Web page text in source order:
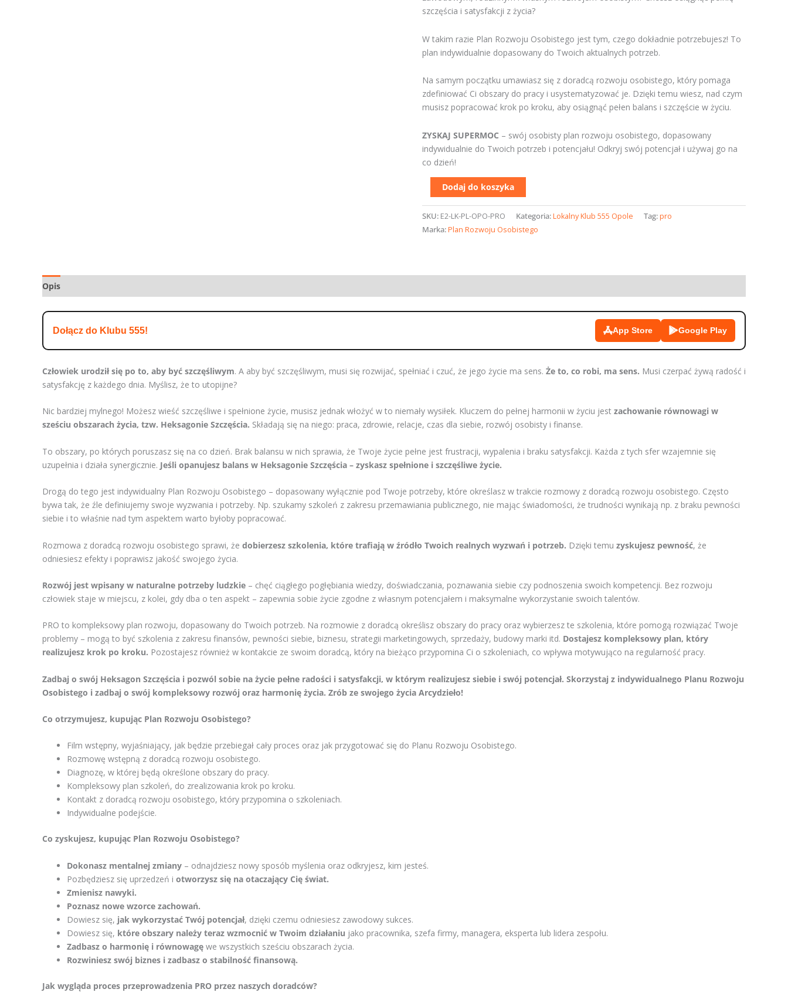
szczęścia i satysfakcji z życia?
W takim razie Plan Rozwoju Osobistego jest tym, czego dokładnie potrzebujesz! To
plan indywidualnie dopasowany do Twoich aktualnych potrzeb.
Na samym początku umawiasz się z doradcą rozwoju osobistego, który pomaga
zdefiniować Ci obszary do pracy i usystematyzować je. Dzięki temu wiesz, nad czym
musisz popracować krok po kroku, aby osiągnąć pełen balans i szczęście w życiu.
ZYSKAJ SUPERMOC – swój osobisty plan rozwoju osobistego, dopasowany
indywidualnie do Twoich potrzeb i potencjału! Odkryj swój potencjał i używaj go na
co dzień!
Dodaj do koszyka
SKU: E2-LK-PL-OPO-PRO Kategoria:Lokalny Klub 555 Opole Tag:pro
Marka:Plan Rozwoju Osobistego
Opis
Dołącz do Klubu 555! App Store Google Play
Człowiek urodził się po to, aby być szczęśliwym. A aby być szczęśliwym, musi się rozwijać, spełniać i czuć, że jego życie ma sens. Że to, co robi, ma sens. Musi czerpać żywą radość i
satysfakcję z każdego dnia. Myślisz, że to utopijne?
Nic bardziej mylnego! Możesz wieść szczęśliwe i spełnione życie, musisz jednak włożyć w to niemały wysiłek. Kluczem do pełnej harmonii w życiu jest zachowanie równowagi w
sześciu obszarach życia, tzw. Heksagonie Szczęścia. Składają się na niego: praca, zdrowie, relacje, czas dla siebie, rozwój osobisty i finanse.
To obszary, po których poruszasz się na co dzień. Brak balansu w nich sprawia, że Twoje życie pełne jest frustracji, wypalenia i braku satysfakcji. Każda z tych sfer wzajemnie się
uzupełnia i działa synergicznie. Jeśli opanujesz balans w Heksagonie Szczęścia – zyskasz spełnione i szczęśliwe życie.
Drogą do tego jest indywidualny Plan Rozwoju Osobistego – dopasowany wyłącznie pod Twoje potrzeby, które określasz w trakcie rozmowy z doradcą rozwoju osobistego. Często
bywa tak, że źle definiujemy swoje wyzwania i potrzeby. Np. szukamy szkoleń z zakresu przemawiania publicznego, nie mając świadomości, że trudności wynikają np. z braku pewności
siebie i to właśnie nad tym aspektem warto byłoby popracować.
Rozmowa z doradcą rozwoju osobistego sprawi, że dobierzesz szkolenia, które trafiają w źródło Twoich realnych wyzwań i potrzeb. Dzięki temu zyskujesz pewność, że
odniesiesz efekty i poprawisz jakość swojego życia.
Rozwój jest wpisany w naturalne potrzeby ludzkie – chęć ciągłego pogłębiania wiedzy, doświadczania, poznawania siebie czy podnoszenia swoich kompetencji. Bez rozwoju
człowiek staje w miejscu, z kolei, gdy dba o ten aspekt – zapewnia sobie życie zgodne z własnym potencjałem i maksymalne wykorzystanie swoich talentów.
PRO to kompleksowy plan rozwoju, dopasowany do Twoich potrzeb. Na rozmowie z doradcą określisz obszary do pracy oraz wybierzesz te szkolenia, które pomogą rozwiązać Twoje
problemy – mogą to być szkolenia z zakresu finansów, pewności siebie, biznesu, strategii marketingowych, sprzedaży, budowy marki itd. Dostajesz kompleksowy plan, który
realizujesz krok po kroku. Pozostajesz również w kontakcie ze swoim doradcą, który na bieżąco przypomina Ci o szkoleniach, co wpływa motywująco na regularność pracy.
Zadbaj o swój Heksagon Szczęścia i pozwól sobie na życie pełne radości i satysfakcji, w którym realizujesz siebie i swój potencjał. Skorzystaj z indywidualnego Planu Rozwoju
Osobistego i zadbaj o swój kompleksowy rozwój oraz harmonię życia. Zrób ze swojego życia Arcydzieło!
Co otrzymujesz, kupując Plan Rozwoju Osobistego?
Film wstępny, wyjaśniający, jak będzie przebiegał cały proces oraz jak przygotować się do Planu Rozwoju Osobistego.
Rozmowę wstępną z doradcą rozwoju osobistego.
Diagnozę, w której będą określone obszary do pracy.
Kompleksowy plan szkoleń, do zrealizowania krok po kroku.
Kontakt z doradcą rozwoju osobistego, który przypomina o szkoleniach.
Indywidualne podejście.
Co zyskujesz, kupując Plan Rozwoju Osobistego?
Dokonasz mentalnej zmiany – odnajdziesz nowy sposób myślenia oraz odkryjesz, kim jesteś.
Pozbędziesz się uprzedzeń i otworzysz się na otaczający Cię świat.
Zmienisz nawyki.
Poznasz nowe wzorce zachowań.
Dowiesz się, jak wykorzystać Twój potencjał, dzięki czemu odniesiesz zawodowy sukces.
Dowiesz się, które obszary należy teraz wzmocnić w Twoim działaniu jako pracownika, szefa firmy, managera, eksperta lub lidera zespołu.
Zadbasz o harmonię i równowagę we wszystkich sześciu obszarach życia.
Rozwiniesz swój biznes i zadbasz o stabilność finansową.
Jak wygląda proces przeprowadzenia PRO przez naszych doradców?